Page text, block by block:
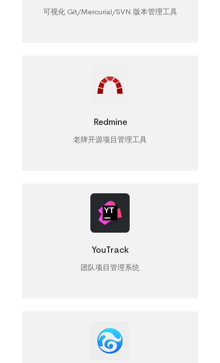
可视化 Git/Mercurial/SVN 版本管理工具
Redmine
老牌开源项目管理工具
YouTrack
团队项目管理系统